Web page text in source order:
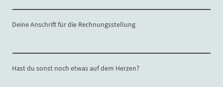
Deine Anschrift für die Rechnungsstellung
Hast du sonst noch etwas auf dem Herzen?